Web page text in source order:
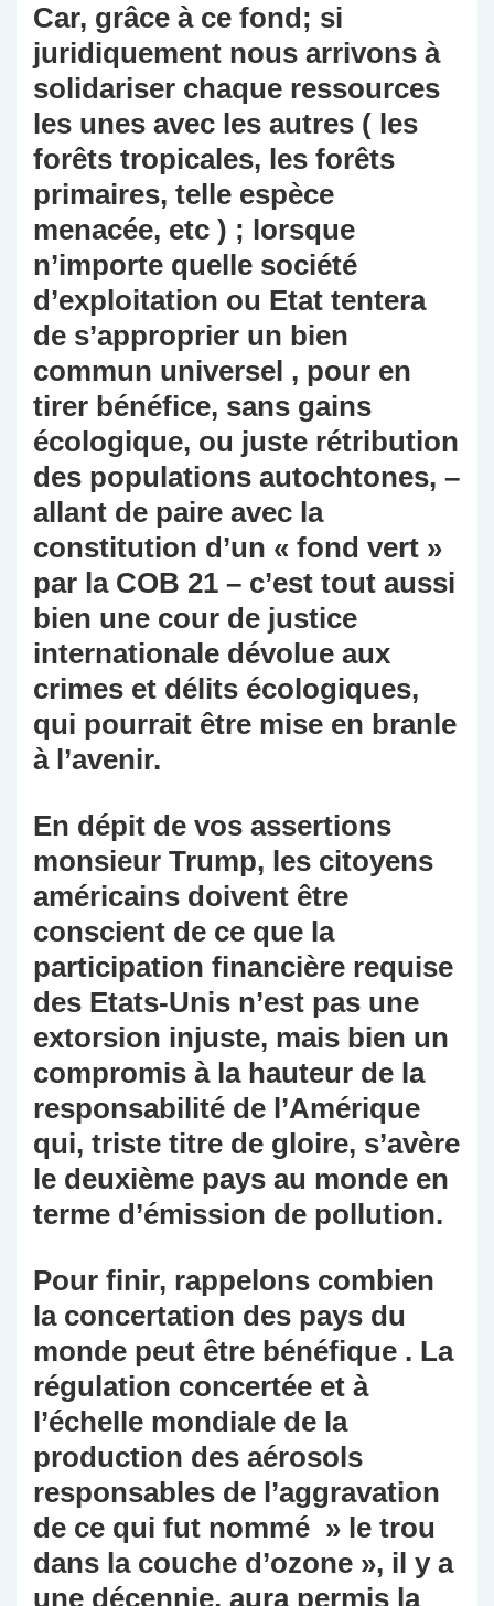
Car, grâce à ce fond; si
juridiquement nous arrivons à
solidariser chaque ressources
les unes avec les autres ( les
forêts tropicales, les forêts
primaires, telle espèce
menacée, etc ) ; lorsque
n’importe quelle société
d’exploitation ou Etat tentera
de s’approprier un bien
commun universel , pour en
tirer bénéfice, sans gains
écologique, ou juste rétribution
des populations autochtones, –
allant de paire avec la
constitution d’un « fond vert »
par la COB 21 – c’est tout aussi
bien une cour de justice
internationale dévolue aux
crimes et délits écologiques,
qui pourrait être mise en branle
à l’avenir.
En dépit de vos assertions
monsieur Trump, les citoyens
américains doivent être
conscient de ce que la
participation financière requise
des Etats-Unis n’est pas une
extorsion injuste, mais bien un
compromis à la hauteur de la
responsabilité de l’Amérique
qui, triste titre de gloire, s’avère
le deuxième pays au monde en
terme d’émission de pollution.
Pour finir, rappelons combien
la concertation des pays du
monde peut être bénéfique . La
régulation concertée et à
l’échelle mondiale de la
production des aérosols
responsables de l’aggravation
de ce qui fut nommé » le trou
dans la couche d’ozone », il y a
une décennie, aura permis la